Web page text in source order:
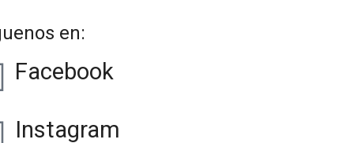
en:
Facebook
Instagram